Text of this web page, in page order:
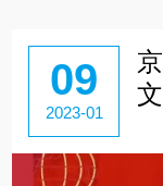
09
2023-01